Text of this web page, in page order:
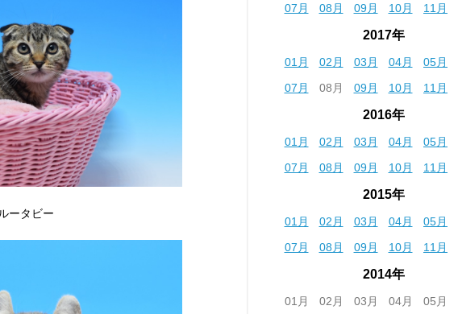
ータビー
07月
08月 09月 10月 11月
2017年
01月 02月 03月 04月 05月
07月
08月 09月 10月 11月
2016年
01月 02月 03月 04月 05月
07月
08月 09月 10月 11月
2015年
01月 02月 03月 04月 05月
07月
08月 09月 10月 11月
2014年
01月 02月 03月 04月 05月